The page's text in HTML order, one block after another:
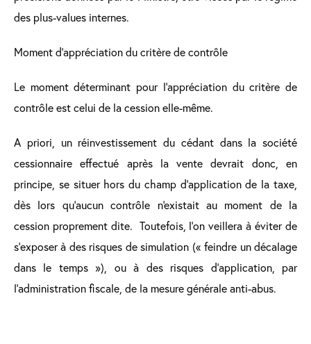
des plus-values internes.
Moment d'appréciation du critère de contrôle
Le moment déterminant pour l'appréciation du critère de
contrôle est celui de la cession elle-même.
A priori, un réinvestissement du cédant dans la société
cessionnaire effectué après la vente devrait donc, en
principe, se situer hors du champ d'application de la taxe,
dès lors qu'aucun contrôle n'existait au moment de la
cession proprement dite. Toutefois, l’on veillera à éviter de
s’exposer à des risques de simulation (« feindre un décalage
dans le temps »), ou à des risques d’application, par
l’administration fiscale, de la mesure générale anti-abus.